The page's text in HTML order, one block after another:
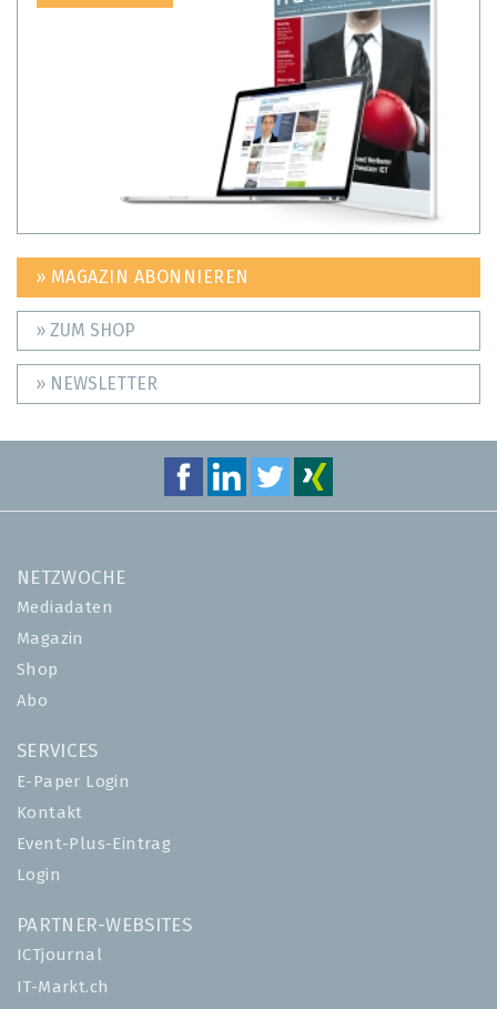
» MAGAZIN ABONNIEREN
» ZUM SHOP
» NEWSLETTER
NETZWOCHE
Mediadaten
Magazin
Shop
Abo
SERVICES
E-Paper Login
Kontakt
Event-Plus-Eintrag
Login
PARTNER-WEBSITES
ICTjournal
IT-Markt.ch